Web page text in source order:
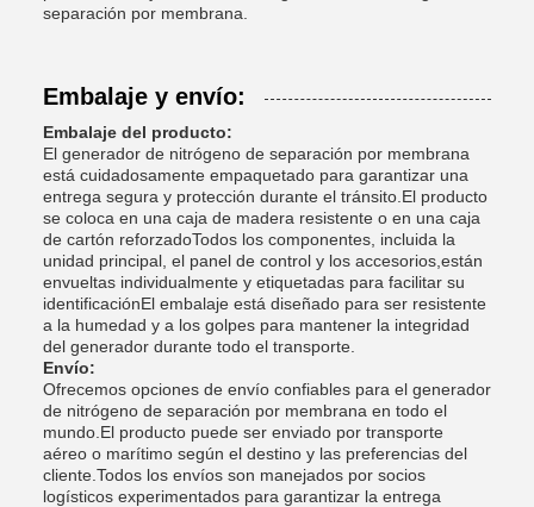
separación por membrana.
Embalaje y envío:
Embalaje del producto:
El generador de nitrógeno de separación por membrana
está cuidadosamente empaquetado para garantizar una
entrega segura y protección durante el tránsito.El producto
se coloca en una caja de madera resistente o en una caja
de cartón reforzadoTodos los componentes, incluida la
unidad principal, el panel de control y los accesorios,están
envueltas individualmente y etiquetadas para facilitar su
identificaciónEl embalaje está diseñado para ser resistente
a la humedad y a los golpes para mantener la integridad
del generador durante todo el transporte.
Envío:
Ofrecemos opciones de envío confiables para el generador
de nitrógeno de separación por membrana en todo el
mundo.El producto puede ser enviado por transporte
aéreo o marítimo según el destino y las preferencias del
cliente.Todos los envíos son manejados por socios
logísticos experimentados para garantizar la entrega